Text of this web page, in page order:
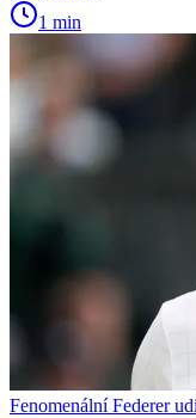
1 min
Fenomenální Federer